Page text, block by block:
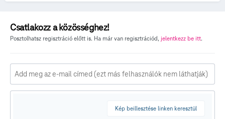
Csatlakozz a közösséghez!
Posztolhatsz regisztráció előtt is. Ha már van regisztrációd, jelentkezz be itt.
Kép beillesztése linken keresztül